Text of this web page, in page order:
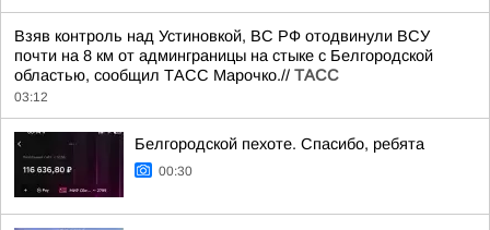
Взяв контроль над Устиновкой, ВС РФ отодвинули ВСУ
почти на 8 км от админграницы на стыке с Белгородской
областью, сообщил ТАСС Марочко.// ТАСС
03:12
Белгородской пехоте. Спасибо, ребята
00:30